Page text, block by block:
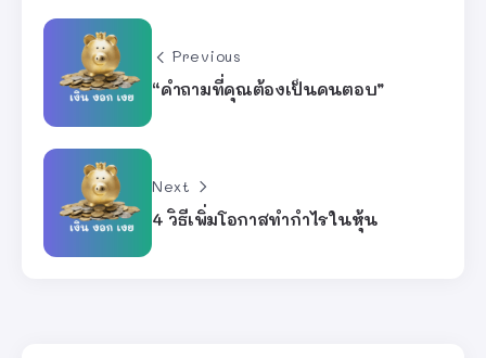
Previous
“คำถามที่คุณต้องเป็นคนตอบ”
Next
4 วิธีเพิ่มโอกาสทำกำไรในหุ้น